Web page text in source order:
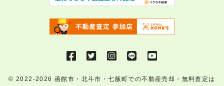
© 2022-2026函館市・北斗市・七飯町での不動産売却・無料査定は